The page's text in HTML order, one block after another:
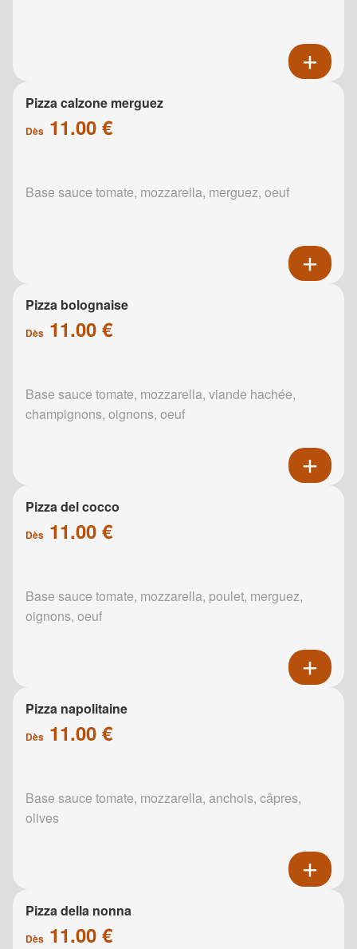
Pizza calzone merguez
Dès 11.00 €
Base sauce tomate, mozzarella, merguez, oeuf
Pizza bolognaise
Dès 11.00 €
Base sauce tomate, mozzarella, viande hachée,
champignons, oignons, oeuf
Pizza del cocco
Dès 11.00 €
Base sauce tomate, mozzarella, poulet, merguez,
oignons, oeuf
Pizza napolitaine
Dès 11.00 €
Base sauce tomate, mozzarella, anchois, câpres,
olives
Pizza della nonna
Dès 11.00 €